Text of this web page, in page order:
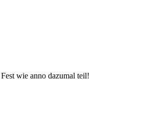
wie anno dazumal teil!